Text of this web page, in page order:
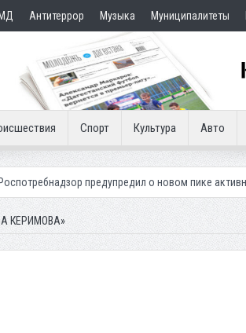
Антитеррор Музыка Муниципалитеты
Спорт Культура Авто
предупредил о новом пике активности клещей
КЕРИМОВА»